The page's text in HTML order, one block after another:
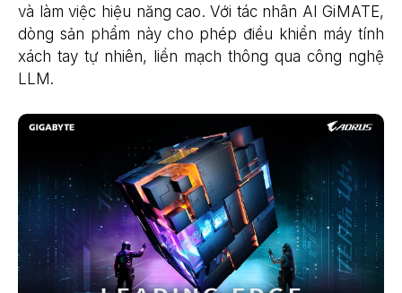
và làm việc hiệu năng cao. Với tác nhân AI GiMATE,
dòng sản phẩm này cho phép điều khiển máy tính
xách tay tự nhiên, liền mạch thông qua công nghệ
LLM.